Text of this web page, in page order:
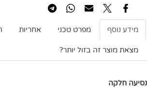
מידע נוסף מפרט טכני אחריות
מצאת מוצר זה בזול יותר?
נסיעה חלקה